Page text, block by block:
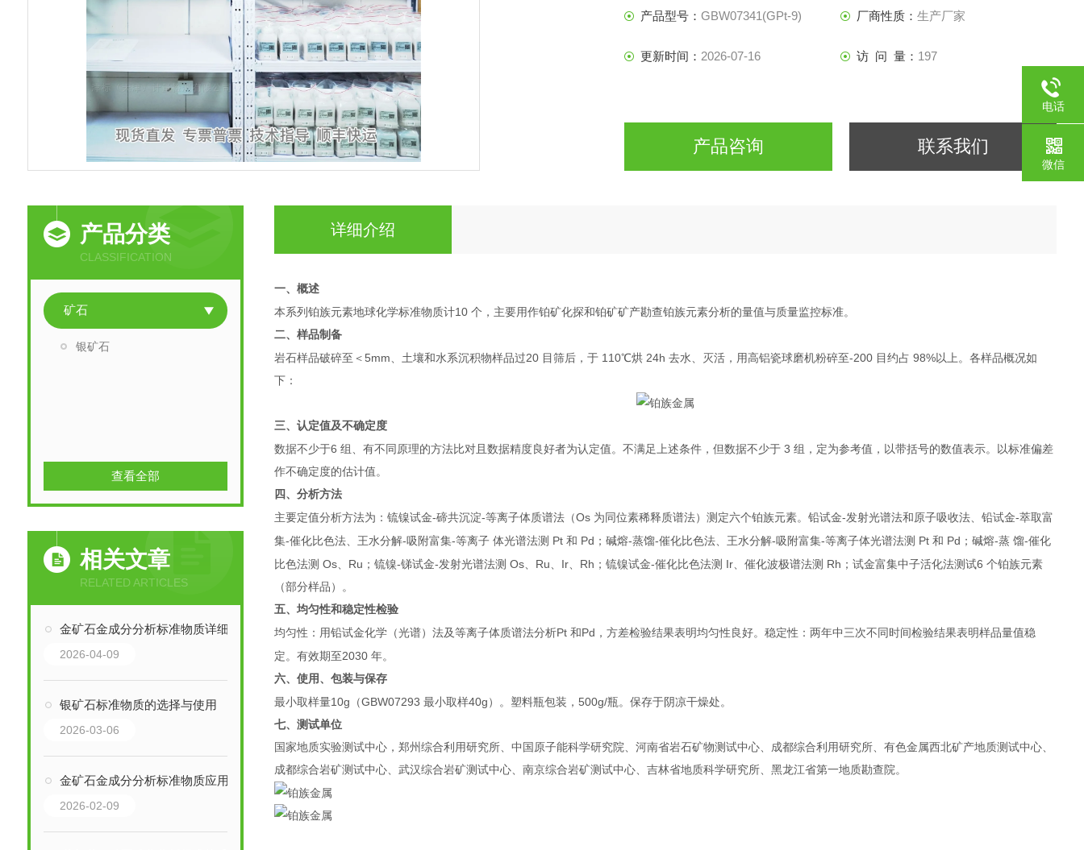
产品型号：GBW07341(GPt-9) 厂商性质：生产厂家
更新时间： 2026-07-16 访 问 量： 197
产品咨询 联系我们
产品分类
CLASSIFICATION
矿石
银矿石
查看全部
相关文章
RELATED ARTICLES
金矿石金成分分析标准物质详细介绍
2026-04-09
银矿石标准物质的选择与使用
2026-03-06
金矿石金成分分析标准物质应用介绍
2026-02-09
详细介绍
一、概述
本系列铂族元素地球化学标准物质计10个，主要用作铂矿化探和铂矿矿产勘查铂族元素分析的量值与质量监控标准。
二、样品制备
岩石样品破碎至＜5mm、土壤和水系沉积物样品过20 目筛后，于 110℃烘24h去水、灭活，用高铝瓷球磨机粉碎至-200 目约占98%以上。各样品概况如
下：
三、认定值及不确定度
数据不少于6组、有不同原理的方法比对且数据精度良好者为认定值。不满足上述条件，但数据不少于3组，定为参考值，以带括号的数值表示。以标准偏差
作不确定度的估计值。
四、分析方法
主要定值分析方法为：锍镍试金-碲共沉淀-等离子体质谱法（Os 为同位素稀释质谱法）测定六个铂族元素。铅试金-发射光谱法和原子吸收法、铅试金-萃取富
集-催化比色法、王水分解-吸附富集-等离子体光谱法测 Pt和 Pd ；碱熔-蒸馏-催化比色法、王水分解-吸附富集-等离子体光谱法测 Pt和 Pd ；碱熔-蒸馏-催化
比色法测Os、 Ru ；锍镍-锑试金-发射光谱法测Os、 Ru、 Ir、 Rh ；锍镍试金-催化比色法测 Ir、催化波极谱法测 Rh ；试金富集中子活化法测试6个铂族元素
（部分样品）。
五、均匀性和稳定性检验
均匀性：用铅试金化学（光谱）法及等离子体质谱法分析Pt和 Pd ，方差检验结果表明均匀性良好。稳定性：两年中三次不同时间检验结果表明样品量值稳
定。有效期至2030年。
六、使用、包装与保存
最小取样量10g （GBW07293最小取样40g ）。塑料瓶包装，500g/瓶。保存于阴凉干燥处。
七、测试单位
国家地质实验测试中心，郑州综合利用研究所、中国原子能科学研究院、河南省岩石矿物测试中心、 成都综合利用研究所、有色金属西北矿产地质测试中心、
成都综合岩矿测试中心、武汉综合岩矿测试中心、南京综合岩矿测试中心、吉林省地质科学研究所、黑龙江省第一地质勘查院。
电话
微信